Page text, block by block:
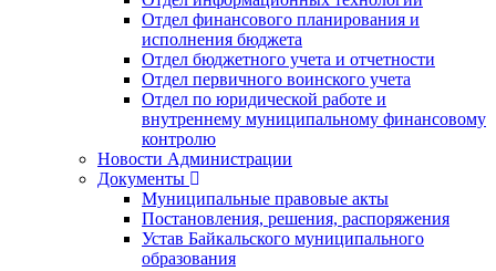
Отдел финансового планирования и
исполнения бюджета
Отдел бюджетного учета и отчетности
Отдел первичного воинского учета
Отдел по юридической работе и
внутреннему муниципальному финансовому
контролю
Новости Администрации
Документы
Муниципальные правовые акты
Постановления, решения, распоряжения
Устав Байкальского муниципального
образования